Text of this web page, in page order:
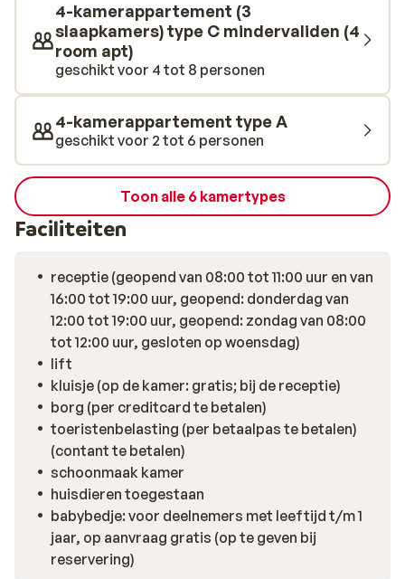
4-kamerappartement (3
slaapkamers) type C mindervaliden (4
room apt)
geschikt voor 4 tot 8 personen
4-kamerappartement type A
geschikt voor 2 tot 6 personen
Toon alle 6 kamertypes
Faciliteiten
receptie (geopend van 08:00 tot 11:00 uur en van
16:00 tot 19:00 uur, geopend: donderdag van
12:00 tot 19:00 uur, geopend: zondag van 08:00
tot 12:00 uur, gesloten op woensdag)
lift
kluisje (op de kamer: gratis; bij de receptie)
borg (per creditcard te betalen)
toeristenbelasting (per betaalpas te betalen)
(contant te betalen)
schoonmaak kamer
huisdieren toegestaan
babybedje: voor deelnemers met leeftijd t/m 1
jaar, op aanvraag gratis (op te geven bij
reservering)